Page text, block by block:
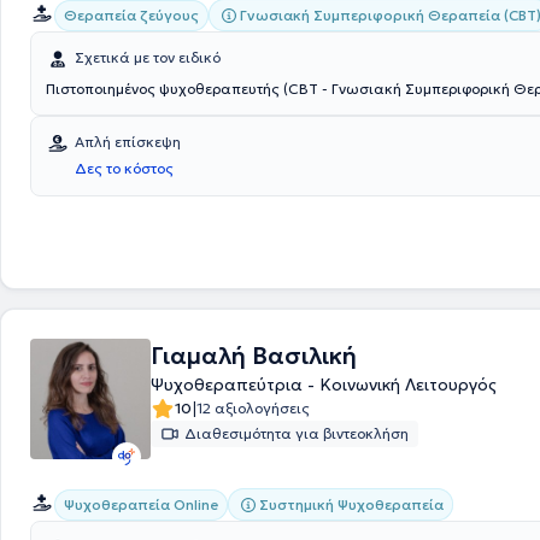
Θεραπεία ζεύγους Γνωσιακή Συμπεριφορική Θεραπεία (CBT)
Σχετικά με τον ειδικό
Πιστοποιημένος ψυχοθεραπευτής (CBT - Γνωσιακή Συμπεριφορική
Απλή επίσκεψη
Δες το κόστος
Γιαμαλή Βασιλική
Ψυχοθεραπεύτρια - Κοινωνική Λειτουργός
10|12 αξιολογήσεις
Διαθεσιμότητα για βιντεοκλήση
Ψυχοθεραπεία Online Συστημική Ψυχοθεραπεία